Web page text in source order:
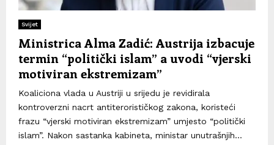
Svijet
Ministrica Alma Zadić: Austrija izbacuje
termin “politički islam” a uvodi “vjerski
motiviran ekstremizam”
Koaliciona vlada u Austriji u srijedu je revidirala
kontroverzni nacrt antiterorističkog zakona, koristeći
frazu “vjerski motiviran ekstremizam” umjesto “politički
islam”. Nakon sastanka kabineta, ministar unutrašnjih...